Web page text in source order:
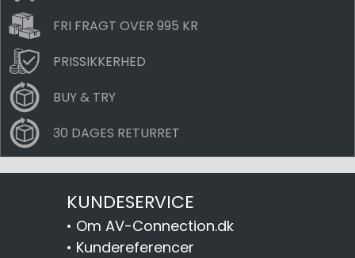
FRI FRAGT OVER 995 KR
PRISSIKKERHED
BUY & TRY
30 DAGES RETURRET
KUNDESERVICE
• Om AV-Connection.dk
• Kundereferencer